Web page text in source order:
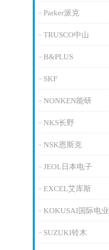
Parker派克
TRUSCO中山
B&PLUS
SKF
NONKEN能研
NKS长野
NSK恩斯克
JEOL日本电子
EXCEL艾库斯
KOKUSAI国际电业
SUZUKI铃木